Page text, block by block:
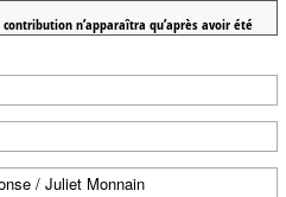
n’apparaîtra qu’après avoir été